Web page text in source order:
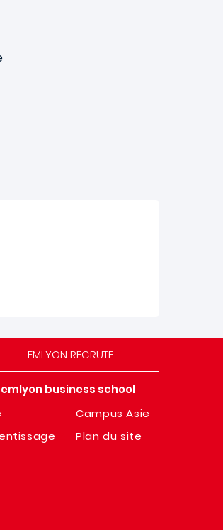
EMLYON RECRUTE
business school
Campus Asie
Plan du site